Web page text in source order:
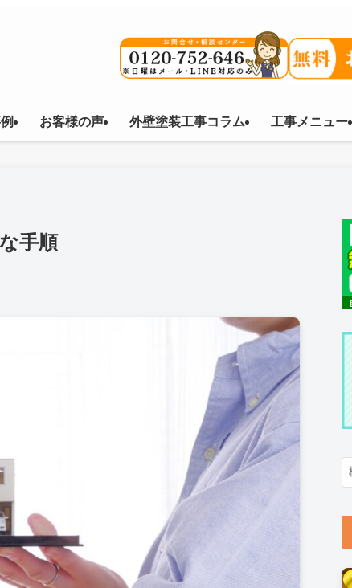
お客様の声 外壁塗装工事コラム 工事メニュー
手順